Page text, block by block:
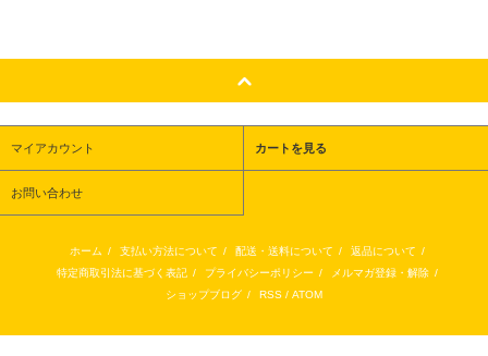
マイアカウント カートを見る
お問い合わせ
ホーム / 支払い方法について / 配送・送料について / 返品について /
特定商取引法に基づく表記 / プライバシーポリシー / メルマガ登録・解除 /
ショップブログ / RSS / ATOM